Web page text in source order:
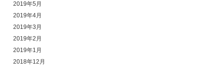
2019年5月
2019年4月
2019年3月
2019年2月
2019年1月
2018年12月